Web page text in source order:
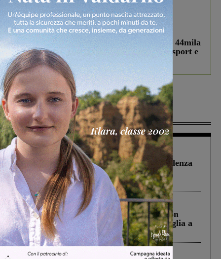
In vetrina 3 Agosto 2026
Estra Notizie agosto: Smart Cities, oltre 44mila
studenti coinvolti, torna il bando per lo sport e
debutta il podcast Estrair
Più lette
Figline Incisa Valdarno 1 Agosto 2026
Piscina di Figline finanziata oltre la scadenza
Pnrr, il gruppo di Fratelli d’Italia: “Un
ringraziamento al Governo”
Cronaca 3 Agosto 2026
Scomparso da una struttura di Castiglion
Fiorentino l’uomo che aveva ucciso la figlia a
Levane nel 2020
Cronaca 4 Agosto 2026